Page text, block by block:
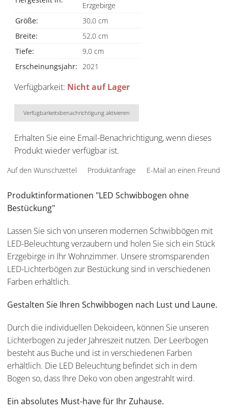
Erzgebirge
Größe:
30,0 cm
Breite:
52,0 cm
Tiefe:
9,0 cm
Erscheinungsjahr: 2021
Verfügbarkeit: Nicht auf Lager
Verfügbarkeitsbenachrichtigung aktivieren
Erhalten Sie eine Email-Benachrichtigung, wenn dieses
Produkt wieder verfügbar ist.
Auf den Wunschzettel Produktanfrage E-Mail an einen Freund
Produktinformationen "LED Schwibbogen ohne
Bestückung"
Lassen Sie sich von unseren modernen Schwibbögen mit
LED-Beleuchtung verzaubern und holen Sie sich ein Stück
Erzgebirge in Ihr Wohnzimmer. Unsere stromsparenden
LED-Lichterbögen zur Bestückung sind in verschiedenen
Farben erhältlich.
Gestalten Sie Ihren Schwibbogen nach Lust und Laune.
Durch die individuellen Dekoideen, können Sie unseren
Lichterbogen zu jeder Jahreszeit nutzen. Der Leerbogen
besteht aus Buche und ist in verschiedenen Farben
erhältlich. Die LED Beleuchtung befindet sich in dem
Bogen so, dass Ihre Deko von oben angestrahlt wird.
Ein absolutes Must-have für Ihr Zuhause.